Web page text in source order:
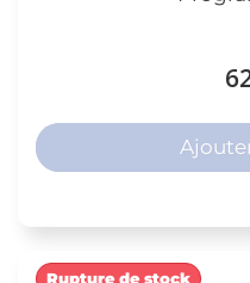
Rupture de stock